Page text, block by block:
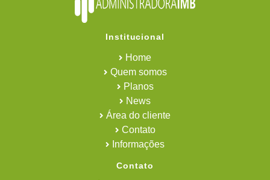
Institucional
Home
Quem somos
Planos
News
Área do cliente
Contato
Informações
Contato